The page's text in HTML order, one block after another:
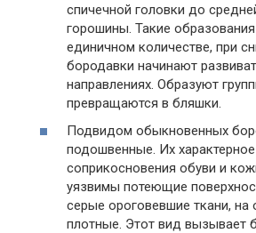
спичечной головки до
горошины. Такие
единичном количестве, при
бородавки начинают
направлениях. Образуют
превращаются в бляшки.
Подвидом обыкновенных
подошвенные. Их
соприкосновения обуви и
уязвимы потеющие
серые ороговевшие ткани, на
плотные. Этот вид вызывает